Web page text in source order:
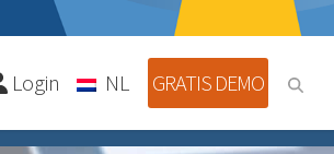
Login NL GRATIS DEMO